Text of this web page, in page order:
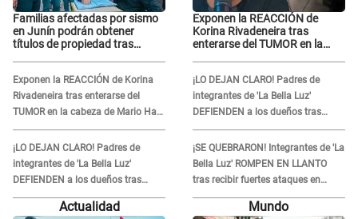
Familias afectadas por sismo
en Junín podrán obtener
títulos de propiedad tras
Exponen la REACCIÓN de Korina
Rivadeneira tras enterarse del
TUMOR en la cabeza de Mario Hart:
"Ella estaba muy..."
¡LO DEJAN CLARO! Padres de
integrantes de 'La Bella Luz'
DEFIENDEN a los dueños tras
denuncia: “Nunca vimos nada...”
Exponen la REACCIÓN de
Korina Rivadeneira tras
enterarse del TUMOR en la
¡LO DEJAN CLARO! Padres de
integrantes de 'La Bella Luz'
DEFIENDEN a los dueños tras
denuncia: “Nunca vimos nada...”
¡SE QUEBRARON! Integrantes de 'La
Bella Luz' ROMPEN EN LLANTO
tras recibir fuertes ataques en
redes por DENUNCIA de acoso
contra Naldy Saldaña
Actualidad Mundo